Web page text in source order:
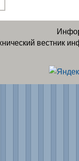
вестник